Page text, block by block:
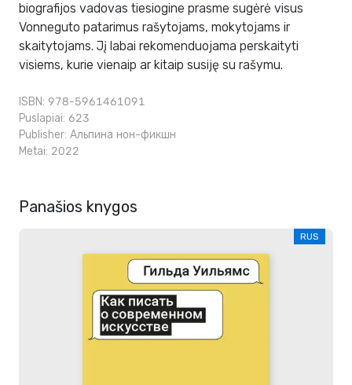
biografijos vadovas tiesiogine prasme sugėrė visus
Vonneguto patarimus rašytojams, mokytojams ir
skaitytojams. Jį labai rekomenduojama perskaityti
visiems, kurie vienaip ar kitaip susiję su rašymu.
ISBN: 978-5961461091
Puslapiai: 623
Publisher: Альпина нон-фикшн
Metai: 2022
Panašios knygos
RUS